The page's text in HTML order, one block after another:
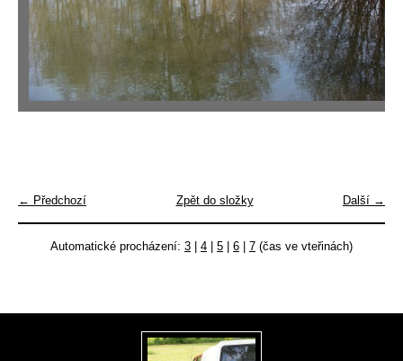
← Předchozí Další →
Zpět do složky
Automatické procházení: 3 4 5 6 7 (čas ve vteřinách)